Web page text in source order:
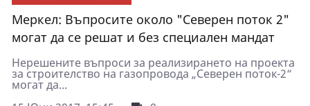
Меркел: Въпросите около "Северен поток 2"
могат да се решат и без специален мандат
Нерешените въпроси за реализирането на проекта
за строителство на газопровода „Северен поток-2“
могат да...